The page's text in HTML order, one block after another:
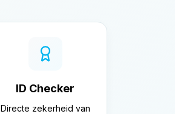
ID Checker
Directe zekerheid van